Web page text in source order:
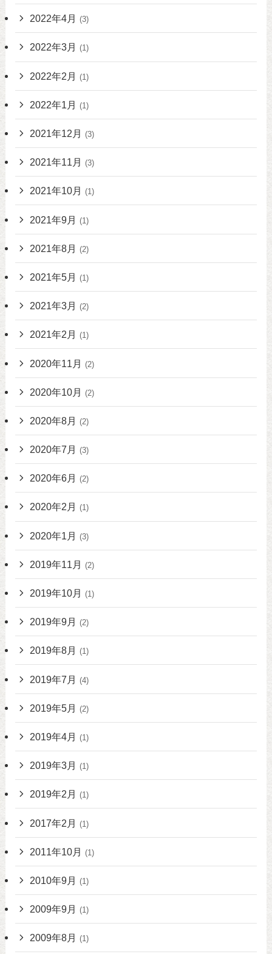
2022年4月 (3)
2022年3月 (1)
2022年2月 (1)
2022年1月 (1)
2021年12月 (3)
2021年11月 (3)
2021年10月 (1)
2021年9月 (1)
2021年8月 (2)
2021年5月 (1)
2021年3月 (2)
2021年2月 (1)
2020年11月 (2)
2020年10月 (2)
2020年8月 (2)
2020年7月 (3)
2020年6月 (2)
2020年2月 (1)
2020年1月 (3)
2019年11月 (2)
2019年10月 (1)
2019年9月 (2)
2019年8月 (1)
2019年7月 (4)
2019年5月 (2)
2019年4月 (1)
2019年3月 (1)
2019年2月 (1)
2017年2月 (1)
2011年10月 (1)
2010年9月 (1)
2009年9月 (1)
2009年8月 (1)